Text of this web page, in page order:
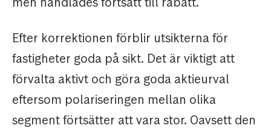
Efter korrektionen förblir utsikterna för
fastigheter goda på sikt. Det är viktigt att
förvalta aktivt och göra goda aktieurval
eftersom polariseringen mellan olika
segment förtsätter att vara stor. Oavsett den